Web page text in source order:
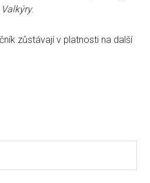
Valkýry.
zůstávají v platnosti na další